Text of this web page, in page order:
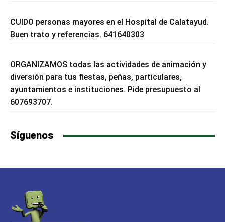
CUIDO personas mayores en el Hospital de Calatayud.
Buen trato y referencias. 641640303
ORGANIZAMOS todas las actividades de animación y
diversión para tus fiestas, peñas, particulares,
ayuntamientos e instituciones. Pide presupuesto al
607693707.
Síguenos